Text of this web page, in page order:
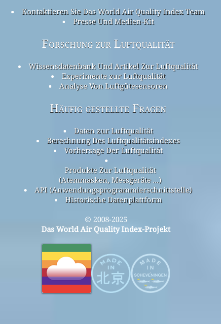
Kontaktieren Sie Das World Air Quality Index Team
Presse Und Medien-Kit
Forschung zur Luftqualität
Wissensdatenbank Und Artikel Zur Luftqualität
Experimente zur Luftqualität
Analyse Von Luftgütesensoren
Häufig gestellte Fragen
Daten zur Luftqualität
Berechnung Des Luftqualitätsindexes
Vorhersage Der Luftqualität
Produkte Zur Luftqualität
(Atemmasken, Messgeräte ...)
API (Anwendungsprogrammierschnittstelle)
Historische Datenplattform
© 2008-2025
Das World Air Quality Index-Projekt